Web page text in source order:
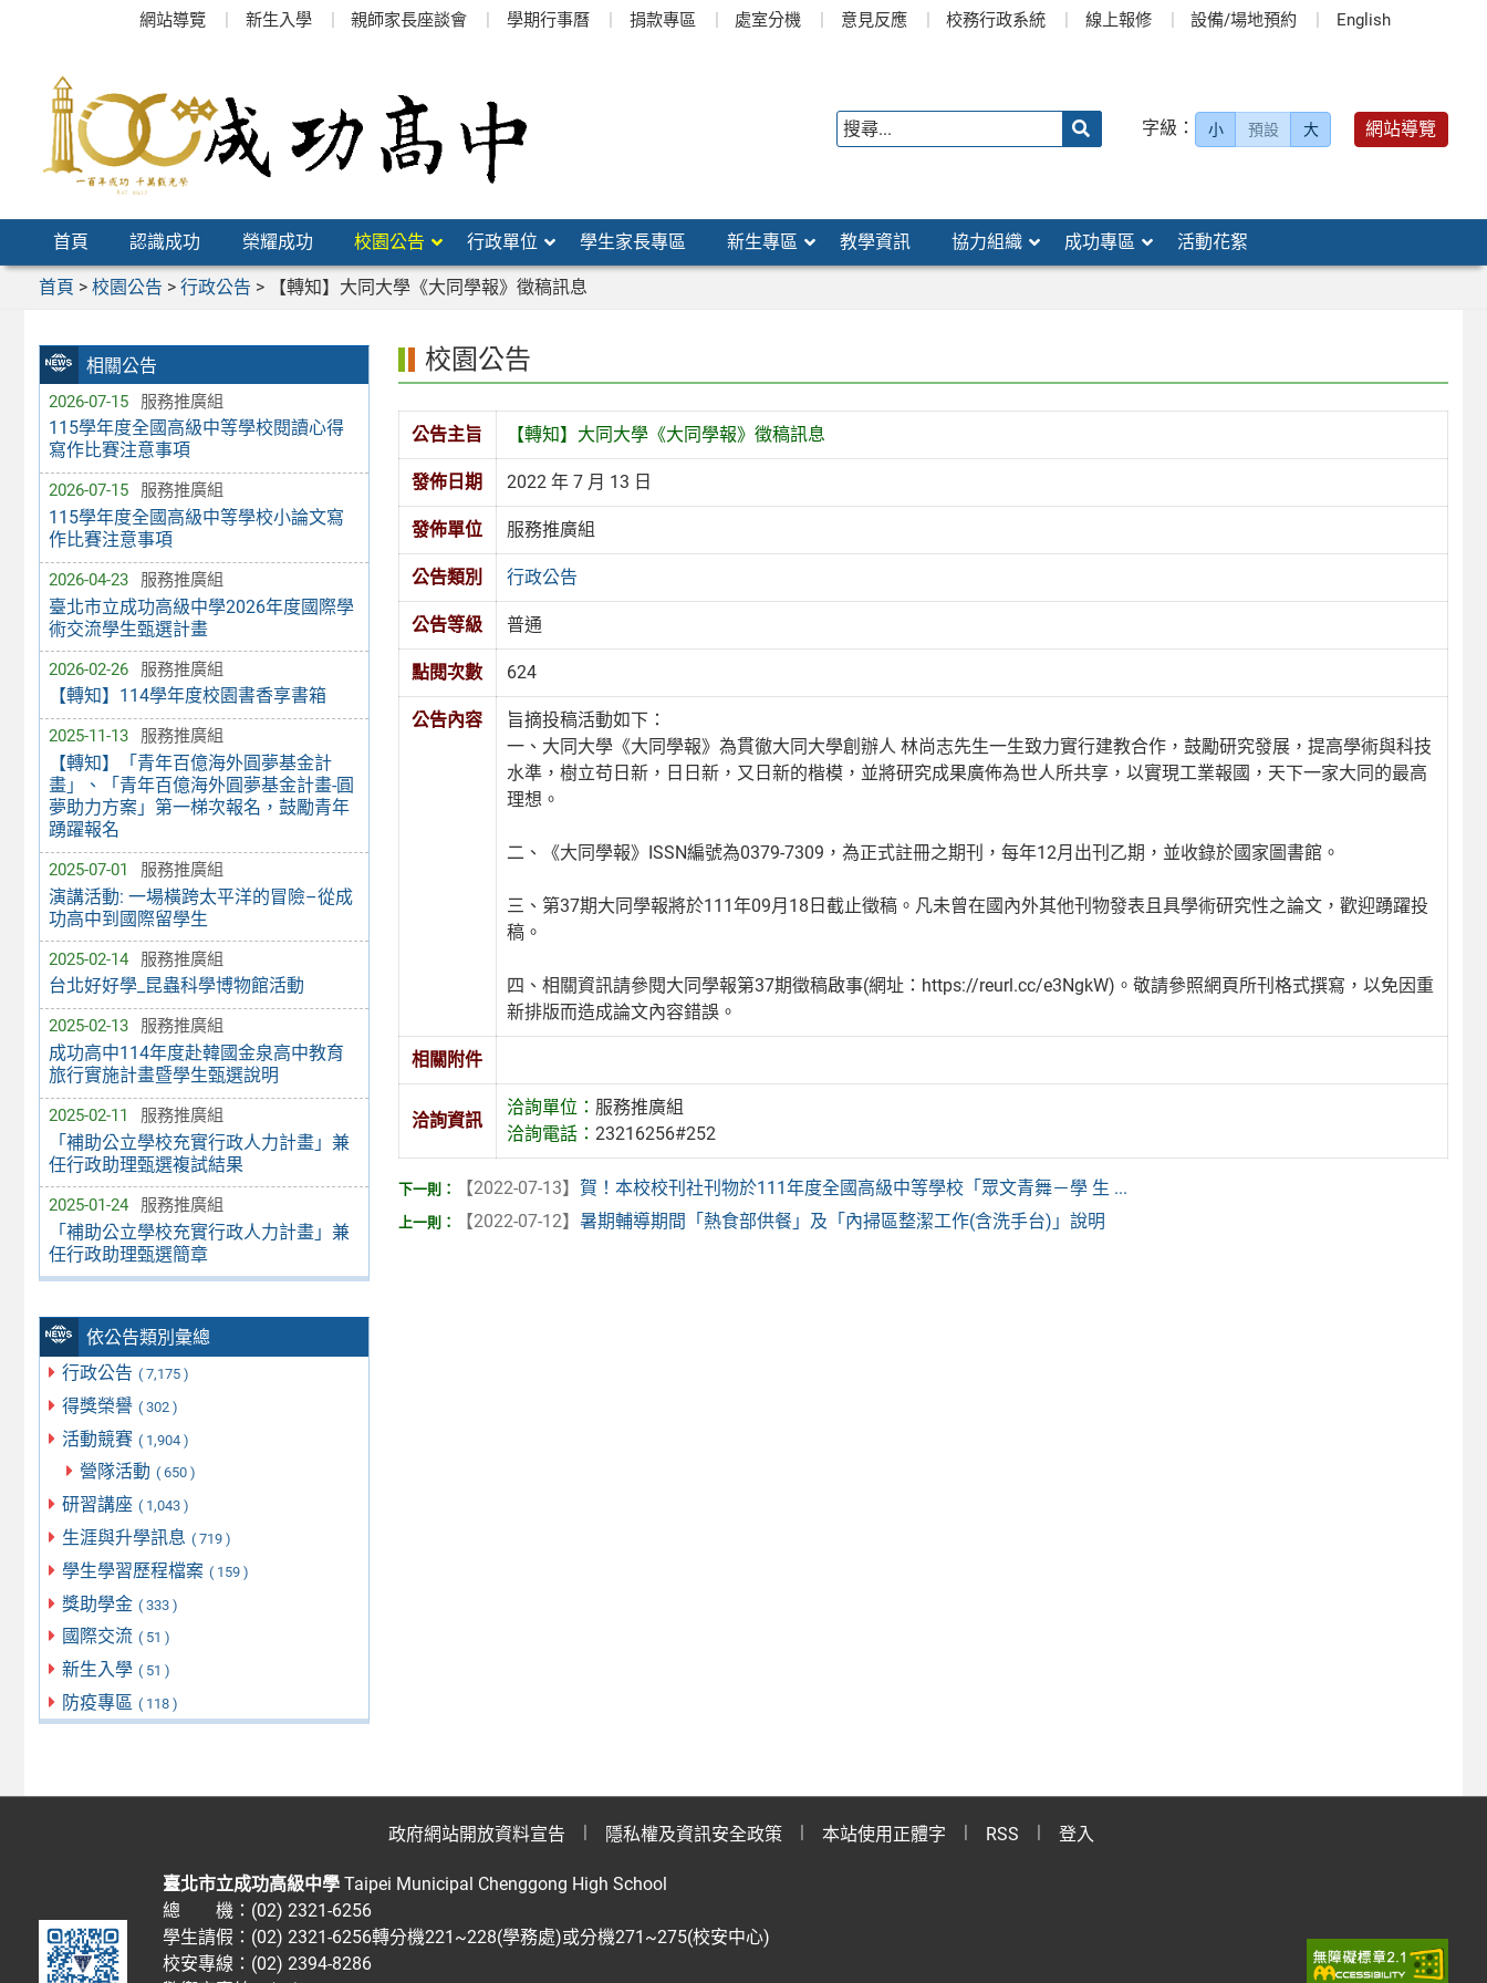
網站導覽 新生入學 親師家長座談會 學期行事曆 捐款專區 處室分機 意見反應 校務行政系統 線上報修 設備/場地預約 English
字級： 小 預設 大 網站導覽
首頁 認識成功 榮耀成功 校園公告 行政單位 學生家長專區 新生專區 教學資訊 協力組織 成功專區 活動花絮
首頁 > 校園公告 > 行政公告 > 【轉知】大同大學《大同學報》徵稿訊息
相關公告
2026-07-15 服務推廣組
115學年度全國高級中等學校閱讀心得
寫作比賽注意事項
2026-07-15 服務推廣組
115學年度全國高級中等學校小論文寫
作比賽注意事項
2026-04-23 服務推廣組
臺北市立成功高級中學2026年度國際學
術交流學生甄選計畫
2026-02-26 服務推廣組
【轉知】114學年度校園書香享書箱
2025-11-13 服務推廣組
【轉知】「青年百億海外圓夢基金計
畫」、「青年百億海外圓夢基金計畫-圓
夢助力方案」第一梯次報名，鼓勵青年
踴躍報名
2025-07-01 服務推廣組
演講活動: 一場橫跨太平洋的冒險–從成
功高中到國際留學生
2025-02-14 服務推廣組
台北好好學_昆蟲科學博物館活動
2025-02-13 服務推廣組
成功高中114年度赴韓國金泉高中教育
旅行實施計畫暨學生甄選說明
2025-02-11 服務推廣組
「補助公立學校充實行政人力計畫」兼
任行政助理甄選複試結果
2025-01-24 服務推廣組
「補助公立學校充實行政人力計畫」兼
任行政助理甄選簡章
依公告類別彙總
行政公告 ( 7,175 )
得獎榮譽 ( 302 )
活動競賽 ( 1,904 )
營隊活動 ( 650 )
研習講座 ( 1,043 )
生涯與升學訊息 ( 719 )
學生學習歷程檔案 ( 159 )
獎助學金 ( 333 )
國際交流 ( 51 )
新生入學 ( 51 )
防疫專區 ( 118 )
校園公告
公告主旨 【轉知】大同大學《大同學報》徵稿訊息
發佈日期 2022 年 7 月 13 日
發佈單位 服務推廣組
公告類別 行政公告
公告等級 普通
點閱次數 624
公告內容
旨摘投稿活動如下：
一、大同大學《大同學報》為貫徹大同大學創辦人 林尚志先生一生致力實行建教合作，鼓勵研究發展，提高學術與科技
水準，樹立苟日新，日日新，又日新的楷模，並將研究成果廣佈為世人所共享，以實現工業報國，天下一家大同的最高
理想。
二、《大同學報》ISSN編號為0379-7309，為正式註冊之期刊，每年12月出刊乙期，並收錄於國家圖書館。
三、第37期大同學報將於111年09月18日截止徵稿。凡未曾在國內外其他刊物發表且具學術研究性之論文，歡迎踴躍投
稿。
四、相關資訊請參閱大同學報第37期徵稿啟事(網址：https://reurl.cc/e3NgkW)。敬請參照網頁所刊格式撰寫，以免因重
新排版而造成論文內容錯誤。
相關附件
洽詢資訊
洽詢單位： 服務推廣組
洽詢電話：23216256#252
【2022-07-13】 賀！本校校刊社刊物於111年度全國高級中等學校「眾文青舞－學 生 ...
【2022-07-12】 暑期輔導期間「熱食部供餐」及「內掃區整潔工作(含洗手台)」說明
政府網站開放資料宣告 隱私權及資訊安全政策 本站使用正體字 RSS 登入
臺北市立成功高級中學Taipei Municipal Chenggong High School
總 機：(02) 2321-6256
學生請假：(02) 2321-6256轉分機221~228(學務處)或分機271~275(校安中心)
校安專線：(02) 2394-8286